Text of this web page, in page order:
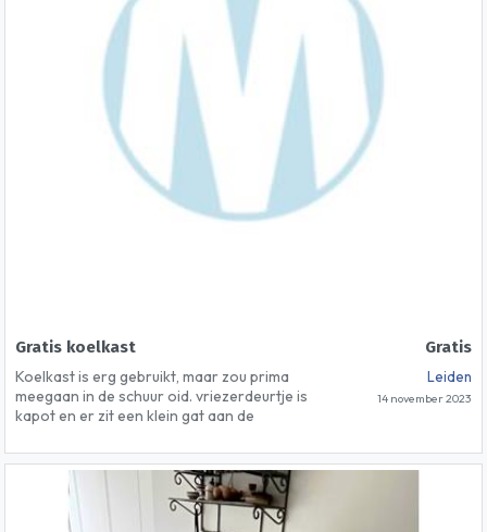
Gratis
Gratis koelkast
Leiden
14 november 2023
Koelkast is erg gebruikt, maar zou prima
meegaan in de schuur oid. vriezerdeurtje is
kapot en er zit een klein gat aan de
plank op de koelkast. Ik heb helaas geen foto's
nog. kan ik later posten.